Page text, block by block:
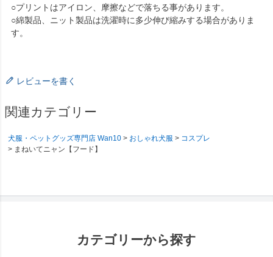
○プリントはアイロン、摩擦などで落ちる事があります。
○綿製品、ニット製品は洗濯時に多少伸び縮みする場合がありま
す。
レビューを書く
関連カテゴリー
犬服・ペットグッズ専門店 Wan10 おしゃれ犬服
コスプレ
まねいてニャン【フード】
カテゴリーから探す